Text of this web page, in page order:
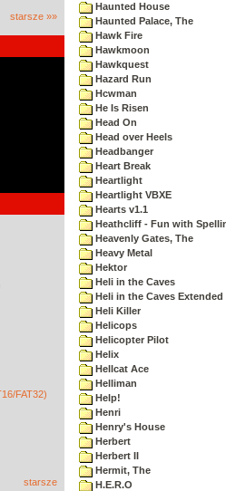
starsze »»
FAT32)
starsze
Haunted House
Haunted Palace, The
Hawk Fire
Hawkmoon
Hawkquest
Hazard Run
Hcwman
He Is Risen
Head On
Head over Heels
Headbanger
Heart Break
Heartlight
Heartlight VBXE
Hearts v1.1
Heathcliff - Fun with
Heavenly Gates, The
Heavy Metal
Hektor
Heli in the Caves
Heli in the Caves
Heli Killer
Helicops
Helicopter Pilot
Helix
Hellcat Ace
Helliman
Help!
Henri
Henry's House
Herbert
Herbert II
Hermit, The
H.E.R.O